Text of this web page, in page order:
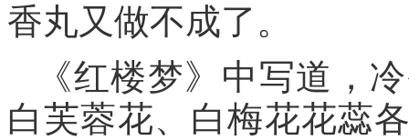
香丸又做不成了。
《红楼梦》中写道，
白芙蓉花、白梅花花蕊